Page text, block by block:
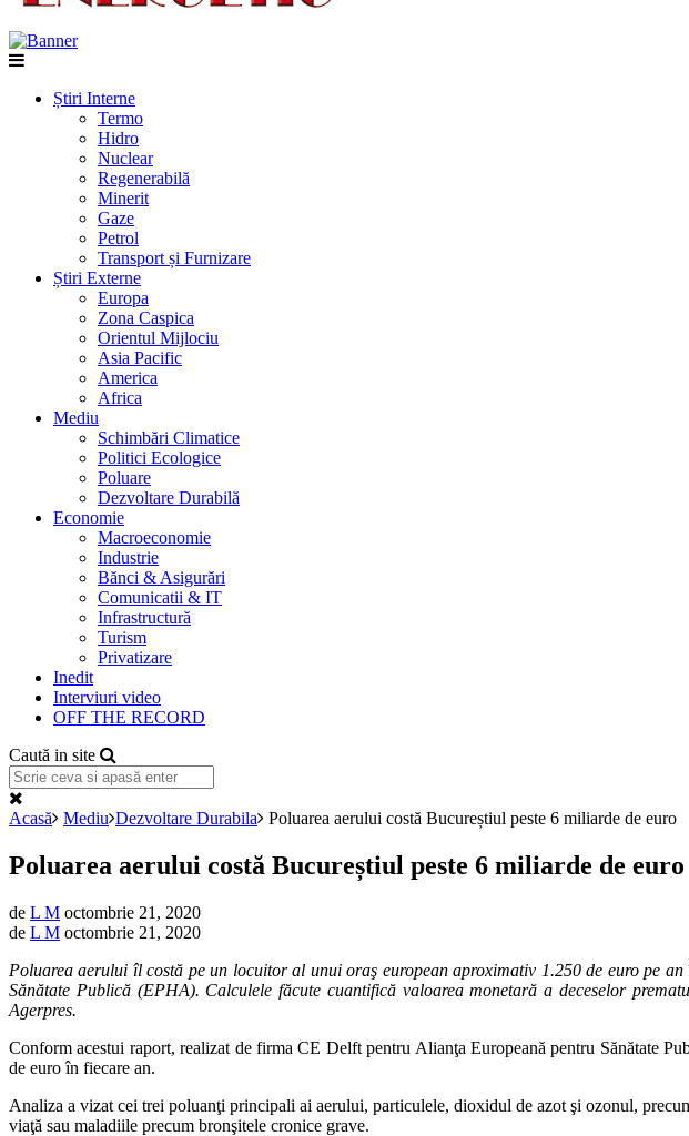
Știri Interne
Termo
Hidro
Nuclear
Regenerabilă
Minerit
Gaze
Petrol
Transport și Furnizare
Știri Externe
Europa
Zona Caspica
Orientul Mijlociu
Asia Pacific
America
Africa
Mediu
Schimbări Climatice
Politici Ecologice
Poluare
Dezvoltare Durabilă
Economie
Macroeconomie
Industrie
Bănci & Asigurări
Comunicatii & IT
Infrastructură
Turism
Privatizare
Inedit
Interviuri video
OFF THE RECORD
Caută in site
Acasă Mediu Dezvoltare Durabila Poluarea aerului costă Bucureștiul peste 6 miliarde de euro
Poluarea aerului costă Bucureștiul peste 6 miliarde de euro
de L M octombrie 21, 2020
de L M octombrie 21, 2020
Poluarea aerului îl costă pe un locuitor al unui oraş european aproximativ 1.250 de euro pe
Sănătate Publică (EPHA). Calculele făcute cuantifică valoarea monetară a deceselor
Agerpres.
Conform acestui raport, realizat de firma CE Delft pentru Alianţa Europeană pentru Sănătate
de euro în fiecare an.
Analiza a vizat cei trei poluanţi principali ai aerului, particulele, dioxidul de azot şi ozonul,
viaţă sau maladiile precum bronşitele cronice grave.